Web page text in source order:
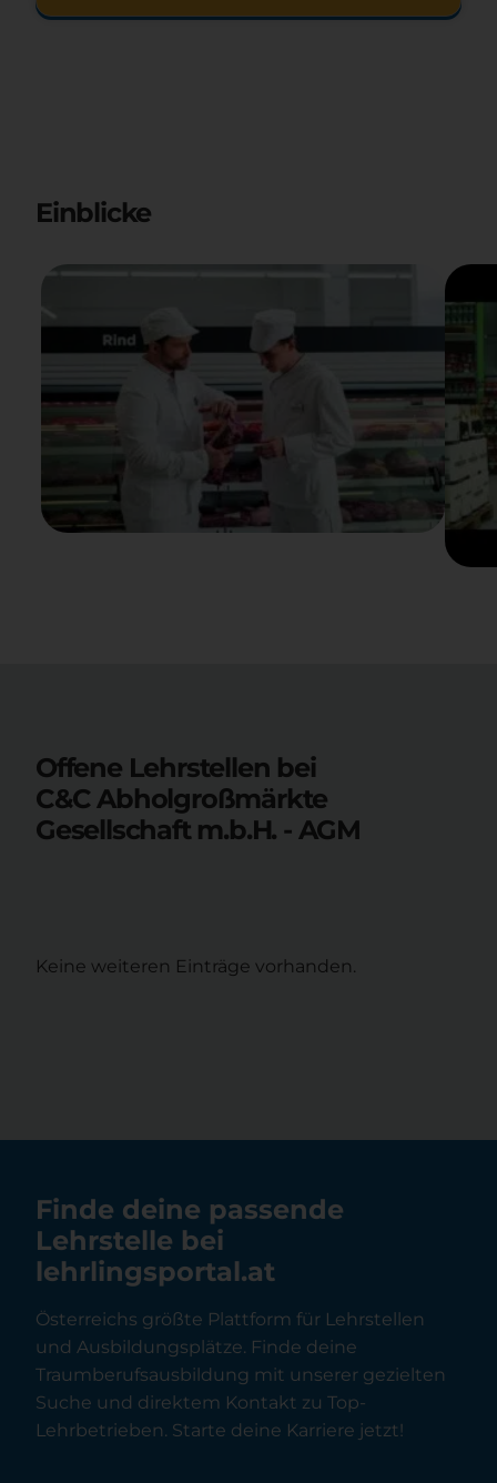
Einblicke
Offene Lehrstellen bei
C&C Abholgroßmärkte
Gesellschaft m.b.H. - AGM
Keine weiteren Einträge vorhanden.
Finde deine passende
Lehrstelle bei
lehrlingsportal.at
Österreichs größte Plattform für Lehrstellen
und Ausbildungsplätze. Finde deine
Traumberufsausbildung mit unserer gezielten
Suche und direktem Kontakt zu Top-
Lehrbetrieben. Starte deine Karriere jetzt!